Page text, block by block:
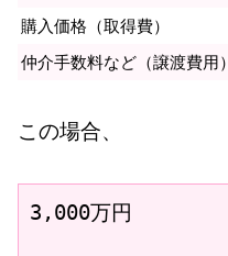
購入価格（取得費）
仲介手数料など（譲渡費用）
この場合、
3,000万円